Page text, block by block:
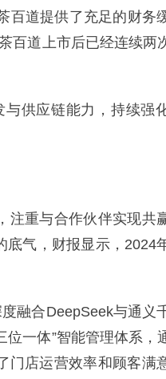
百道提供了充足的财务
百道上市后已经连续两
供应链能力，持续强
注重与合作伙伴实现共
气，财报显示，2024
融合DeepSeek与通义
一体”智能管理体系，
店运营效率和顾客满